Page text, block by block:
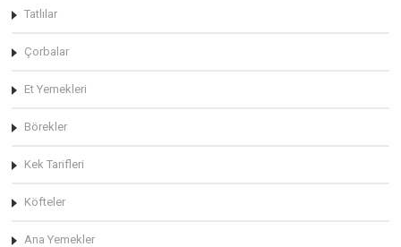
Tatlılar
Çorbalar
Et Yemekleri
Börekler
Kek Tarifleri
Köfteler
Ana Yemekler